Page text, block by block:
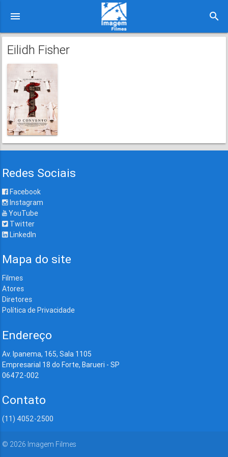
menu search
Eilidh Fisher
Redes Sociais
Facebook
Instagram
YouTube
Twitter
LinkedIn
Mapa do site
Filmes
Atores
Diretores
Política de Privacidade
Endereço
Av. Ipanema, 165, Sala 1105
Empresarial 18 do Forte, Barueri - SP
06472-002
Contato
(11) 4052-2500
© 2026 Imagem Filmes